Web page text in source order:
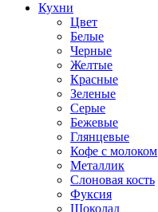
Кухни
Цвет
Белые
Черные
Желтые
Красные
Зеленые
Серые
Бежевые
Глянцевые
Кофе с молоком
Металлик
Слоновая кость
Фуксия
Шоколад